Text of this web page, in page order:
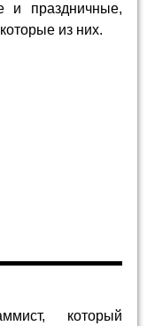
и праздничные,
из них.
который